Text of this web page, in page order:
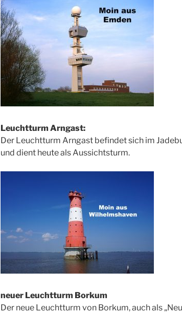
Leuchtturm Arngast:
Der Leuchtturm Arngast befindet sich im
und dient heute als Aussichtsturm.
neuer Leuchtturm Borkum
Der neue Leuchtturm von Borkum, auch als